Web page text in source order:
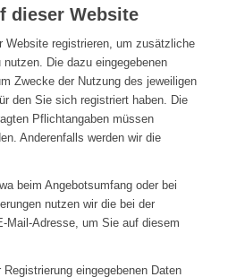
dieser Website
Website registrieren, um zusätzliche
Die dazu eingegebenen
Zwecke der Nutzung des jeweiligen
den Sie sich registriert haben. Die
Pflichtangaben müssen
Anderenfalls werden wir die
beim Angebotsumfang oder bei
nutzen wir die bei der
Mail-Adresse, um Sie auf diesem
eingegebenen Daten